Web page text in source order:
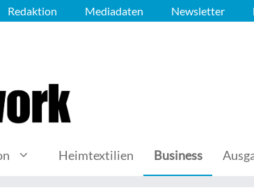
Redaktion Mediadaten Newsletter
Heimtextilien Business